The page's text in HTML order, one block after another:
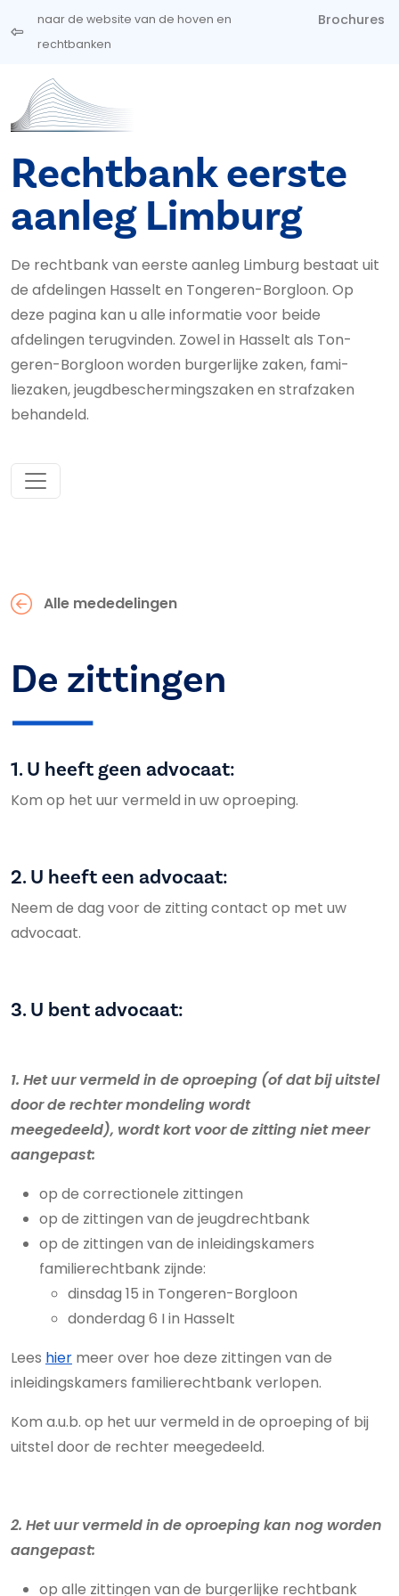
Overslaan en naar de inhoud gaan
naar de website van de hoven en
rechtbanken
Brochures
Rechtbank eerste
aanleg Limburg
De rechtbank van eerste aanleg Limburg bestaat uit
de afdelingen Hasselt en Tongeren-Borgloon. Op
deze pagina kan u alle informatie voor beide
afdelingen terugvinden. Zowel in Hasselt als Ton­
geren-Borgloon worden burgerlijke zaken, fa­mi­
liezaken, jeugd­be­scher­mings­za­ken en straf­zaken
behandeld.
Alle mededelingen
De zittingen
1. U heeft geen advocaat:
Kom op het uur vermeld in uw oproeping.
2. U heeft een advocaat:
Neem de dag voor de zitting contact op met uw
advocaat.
3. U bent advocaat:
1. Het uur vermeld in de oproeping (of dat bij uitstel
door de rechter mondeling wordt
meegedeeld), wordt kort voor de zitting niet meer
aangepast:
op de correctionele zittingen
op de zittingen van de jeugdrechtbank
op de zittingen van de inleidingskamers
familierechtbank zijnde:
dinsdag 15 in Tongeren-Borgloon
donderdag 6 I in Hasselt
Lees hier meer over hoe deze zittingen van de
inleidingskamers familierechtbank verlopen.
Kom a.u.b. op het uur vermeld in de oproeping of bij
uitstel door de rechter meegedeeld.
2. Het uur vermeld in de oproeping kan nog worden
aangepast:
op alle zittingen van de burgerlijke rechtbank